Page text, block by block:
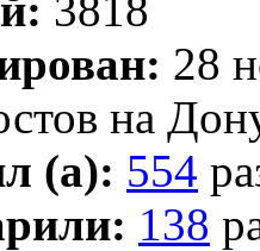
28
на
(а): 554
138